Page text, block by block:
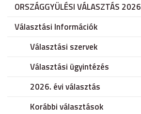
ORSZÁGGYÜLÉSI VÁLASZTÁS 2026
Választási Információk
Választási szervek
Választási ügyintézés
2026. évi választás
Korábbi választások